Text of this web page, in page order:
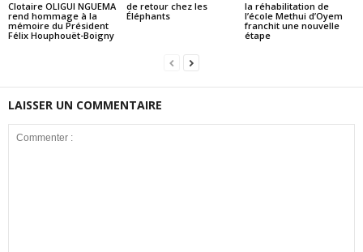
Clotaire OLIGUI NGUEMA
rend hommage à la
mémoire du Président
Félix Houphouët-Boigny
de retour chez les
Éléphants
la réhabilitation de
l’école Methui d’Oyem
franchit une nouvelle
étape
LAISSER UN COMMENTAIRE